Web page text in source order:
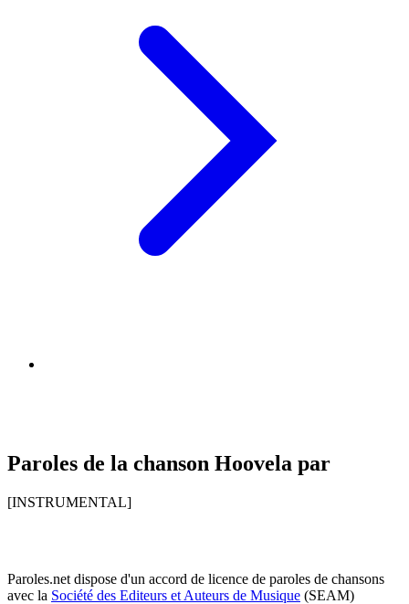
Paroles de la chanson Hoovela par
[INSTRUMENTAL]
Paroles.net dispose d'un accord de licence de paroles de chansons
avec la Société des Editeurs et Auteurs de Musique (SEAM)